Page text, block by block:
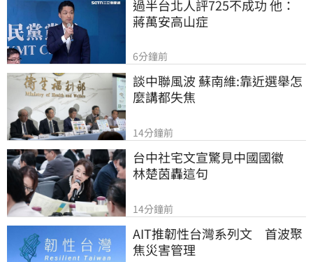
過半台北人評725不成功 他：
蔣萬安高山症
6分鐘前
談中聯風波 蘇南維:靠近選舉怎
麼講都失焦
14分鐘前
台中社宅文宣驚見中國國徽
林楚茵轟這句
14分鐘前
AIT推韌性台灣系列文　首波聚
焦災害管理